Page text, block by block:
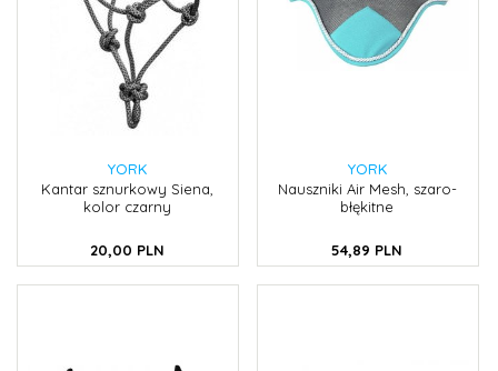
YORK
Kantar sznurkowy Siena,
kolor czarny
20,00 PLN
YORK
Nauszniki Air Mesh, szaro-
błękitne
54,89 PLN